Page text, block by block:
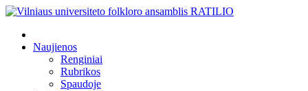
Naujienos
Renginiai
Rubrikos
Spaudoje